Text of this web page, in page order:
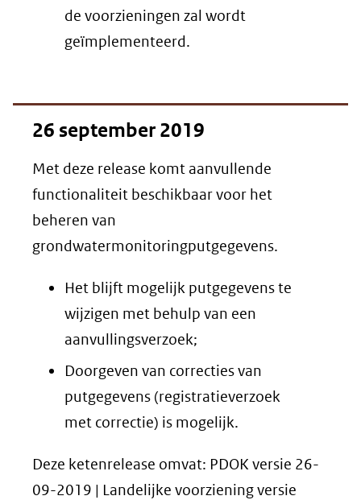
de voorzieningen zal wordt
geïmplementeerd.
26 september 2019
Met deze release komt aanvullende
functionaliteit beschikbaar voor het
beheren van
grondwatermonitoringputgegevens.
Het blijft mogelijk putgegevens te
wijzigen met behulp van een
aanvullingsverzoek;
Doorgeven van correcties van
putgegevens (registratieverzoek
met correctie) is mogelijk.
Deze ketenrelease omvat: PDOK versie 26-
09-2019 | Landelijke voorziening versie